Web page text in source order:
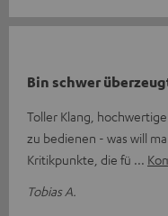
Bin schwer
Toller Klang,
zu bedienen - was will
Kritikpunkte, die fü
Tobias A.